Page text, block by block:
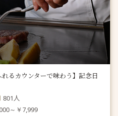
るカウンターで味わう】記念日
801 人
～￥7,999